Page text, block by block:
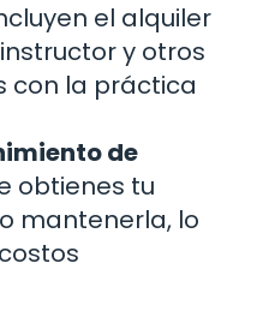
el alquiler
y otros
con la práctica
de
obtienes tu
mantenerla, lo